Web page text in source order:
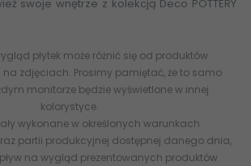
swoje wnętrze z kolekcją Deco POTTERY
płytek może różnić się od produktów
zdjęciach. Prosimy pamiętać, że to samo
monitorze będzie wyświetlone w innej
kolorystyce.
wykonane w określonych warunkach
partii produkcyjnej dostępnej danego dnia,
na wygląd prezentowanych produktów.